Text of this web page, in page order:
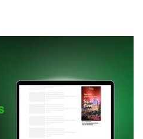
Tin Công nghệ